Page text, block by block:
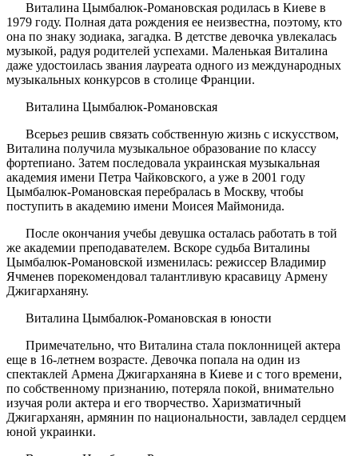
Виталина Цымбалюк-Романовская родилась в Киеве в
1979 году. Полная дата рождения ее неизвестна, поэтому, кто
она по знаку зодиака, загадка. В детстве девочка увлекалась
музыкой, радуя родителей успехами. Маленькая Виталина
даже удостоилась звания лауреата одного из международных
музыкальных конкурсов в столице Франции.
Виталина Цымбалюк-Романовская
Всерьез решив связать собственную жизнь с искусством,
Виталина получила музыкальное образование по классу
фортепиано. Затем последовала украинская музыкальная
академия имени Петра Чайковского, а уже в 2001 году
Цымбалюк-Романовская перебралась в Москву, чтобы
поступить в академию имени Моисея Маймонида.
После окончания учебы девушка осталась работать в той
же академии преподавателем. Вскоре судьба Виталины
Цымбалюк-Романовской изменилась: режиссер Владимир
Ячменев порекомендовал талантливую красавицу Армену
Джигарханяну.
Виталина Цымбалюк-Романовская в юности
Примечательно, что Виталина стала поклонницей актера
еще в 16-летнем возрасте. Девочка попала на один из
спектаклей Армена Джигарханяна в Киеве и с того времени,
по собственному признанию, потеряла покой, внимательно
изучая роли актера и его творчество. Харизматичный
Джигарханян, армянин по национальности, завладел сердцем
юной украинки.